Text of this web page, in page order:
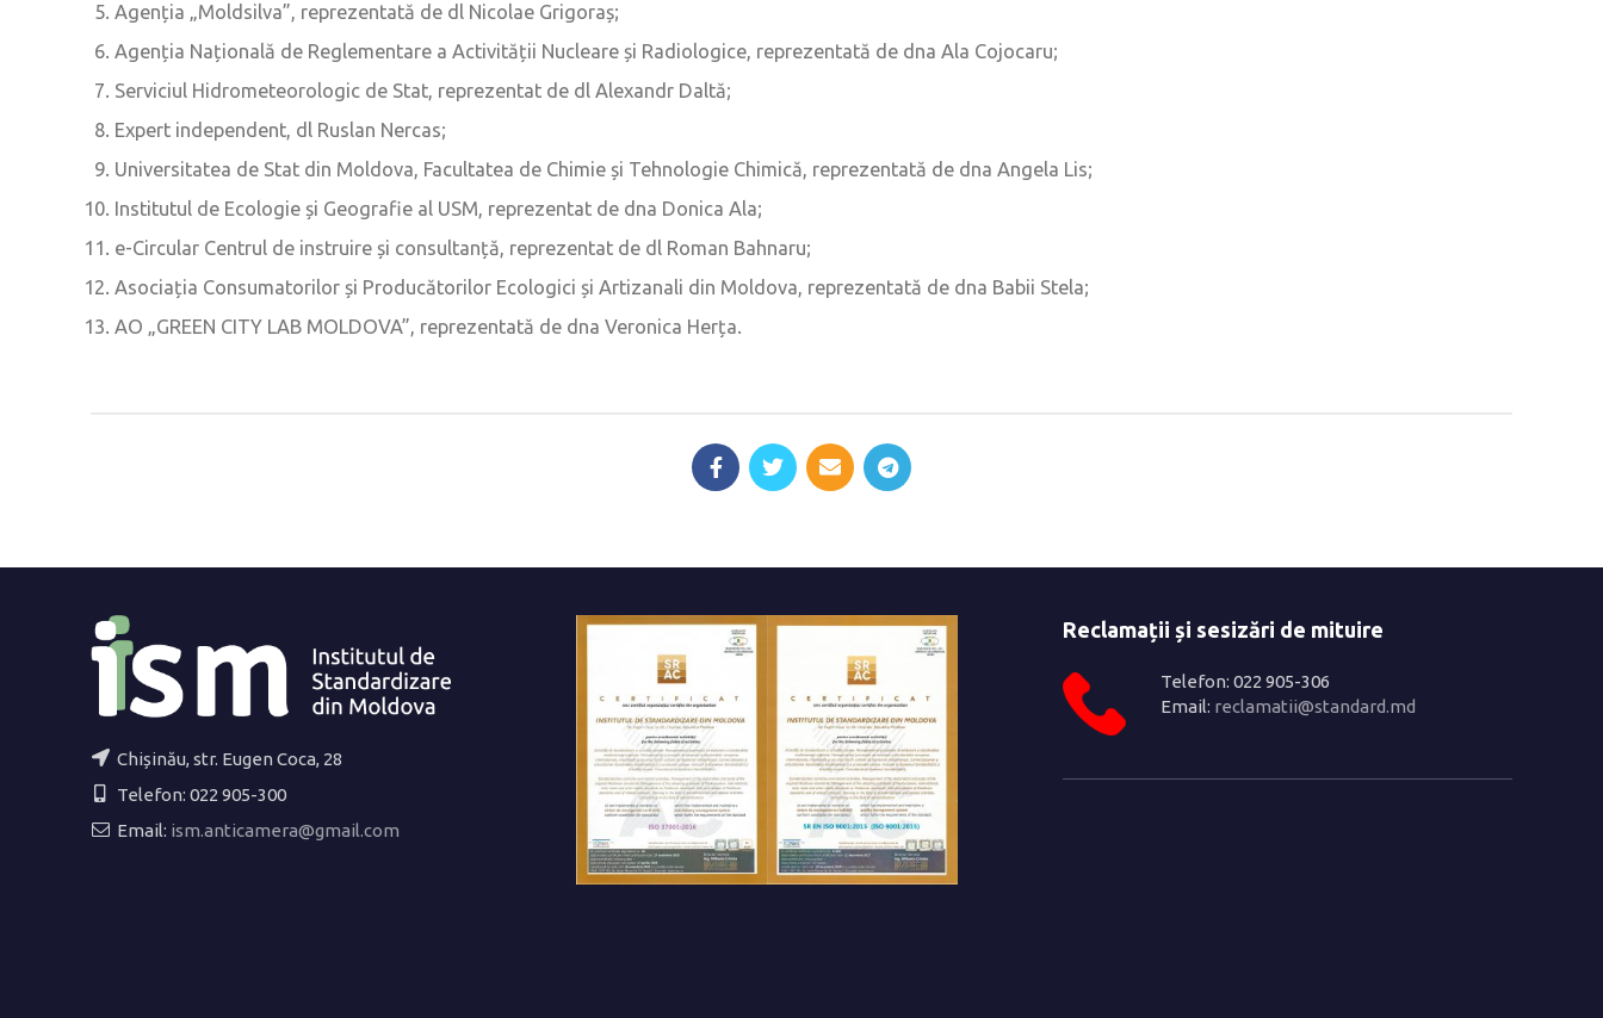
Agenția „Moldsilva”, reprezentată de dl Nicolae Grigoraș;
Agenția Națională de Reglementare a Activității Nucleare și Radiologice, reprezentată de dna Ala Cojocaru;
Serviciul Hidrometeorologic de Stat, reprezentat de dl Alexandr Daltă;
Expert independent, dl Ruslan Nercas;
Universitatea de Stat din Moldova, Facultatea de Chimie și Tehnologie Chimică, reprezentată de dna Angela Lis;
Institutul de Ecologie și Geografie al USM, reprezentat de dna Donica Ala;
e-Circular Centrul de instruire și consultanță, reprezentat de dl Roman Bahnaru;
Asociația Consumatorilor și Producătorilor Ecologici și Artizanali din Moldova, reprezentată de dna Babii Stela;
AO „GREEN CITY LAB MOLDOVA”, reprezentată de dna Veronica Herța.
Chișinău, str. Eugen Coca, 28
Telefon: 022 905-300
Email: ism.anticamera@gmail.com
Reclamații și sesizări de mituire
Telefon: 022 905-306
Email: reclamatii@standard.md